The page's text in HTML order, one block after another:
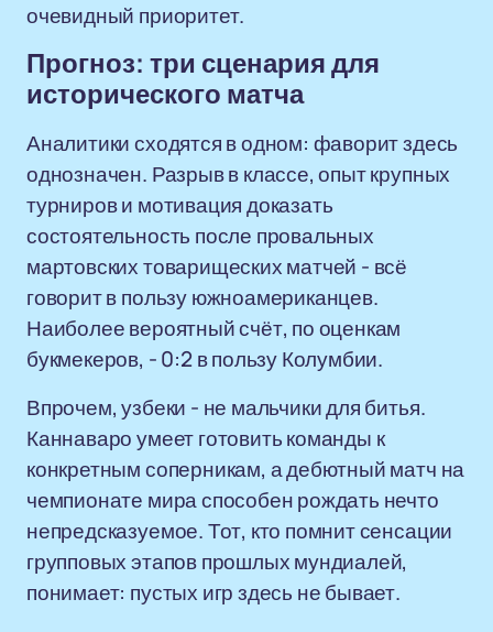
очевидный приоритет.
Прогноз: три сценария для
исторического матча
Аналитики сходятся в одном: фаворит здесь
однозначен. Разрыв в классе, опыт крупных
турниров и мотивация доказать
состоятельность после провальных
мартовских товарищеских матчей - всё
говорит в пользу южноамериканцев.
Наиболее вероятный счёт, по оценкам
букмекеров, - 0:2 в пользу Колумбии.
Впрочем, узбеки - не мальчики для битья.
Каннаваро умеет готовить команды к
конкретным соперникам, а дебютный матч на
чемпионате мира способен рождать нечто
непредсказуемое. Тот, кто помнит сенсации
групповых этапов прошлых мундиалей,
понимает: пустых игр здесь не бывает.